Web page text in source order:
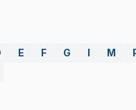
E F G I M